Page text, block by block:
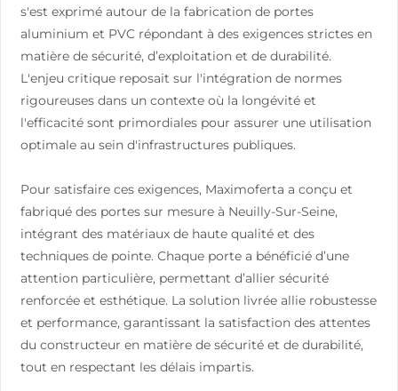
s'est exprimé autour de la fabrication de portes
aluminium et PVC répondant à des exigences strictes en
matière de sécurité, d’exploitation et de durabilité.
L'enjeu critique reposait sur l'intégration de normes
rigoureuses dans un contexte où la longévité et
l'efficacité sont primordiales pour assurer une utilisation
optimale au sein d'infrastructures publiques.
Pour satisfaire ces exigences, Maximoferta a conçu et
fabriqué des portes sur mesure à Neuilly-Sur-Seine,
intégrant des matériaux de haute qualité et des
techniques de pointe. Chaque porte a bénéficié d’une
attention particulière, permettant d’allier sécurité
renforcée et esthétique. La solution livrée allie robustesse
et performance, garantissant la satisfaction des attentes
du constructeur en matière de sécurité et de durabilité,
tout en respectant les délais impartis.